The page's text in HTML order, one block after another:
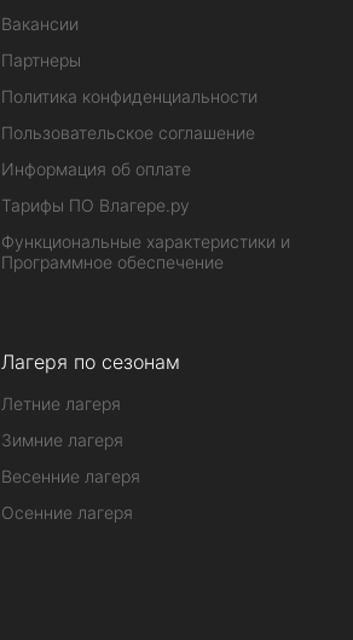
Вакансии
Партнеры
Политика конфиденциальности
Пользовательское соглашение
Информация об оплате
Тарифы ПО Влагере.ру
Функциональные характеристики и
Программное обеспечение
Лагеря по сезонам
Летние лагеря
Зимние лагеря
Весенние лагеря
Осенние лагеря